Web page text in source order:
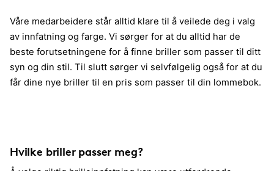
Våre medarbeidere står alltid klare til å veilede deg i valg
av innfatning og farge. Vi sørger for at du alltid har de
beste forutsetningene for å finne briller som passer til ditt
syn og din stil. Til slutt sørger vi selvfølgelig også for at du
får dine nye briller til en pris som passer til din lommebok.
Hvilke briller passer meg?